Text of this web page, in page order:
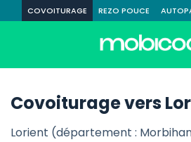
COVOITURAGE REZO POUCE
Covoiturage vers
Lorient (département :